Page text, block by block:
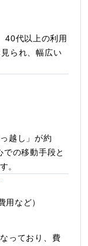
40代以上の利用
られ、幅広い
越し」が約
の移動手段と
。
用など）
っており、費